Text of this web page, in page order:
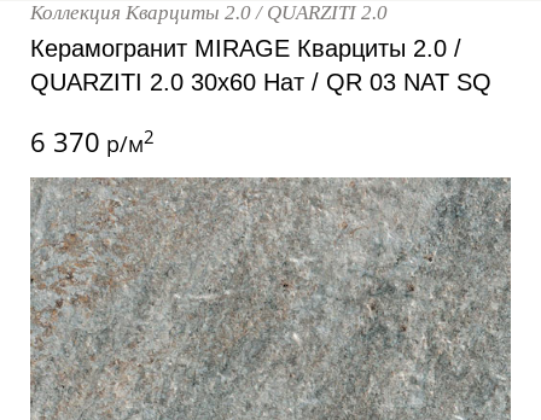
Коллекция Кварциты 2.0 / QUARZITI 2.0
Керамогранит MIRAGE Кварциты 2.0 /
QUARZITI 2.0 30x60 Нат / QR 03 NAT SQ
6 370 р/м2